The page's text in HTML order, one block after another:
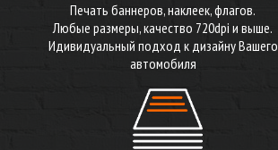
Печать баннеров, наклеек, флагов.
Любые размеры, качество 720dpi и выше.
Идивидуальный подход к дизайну Вашего
автомобиля